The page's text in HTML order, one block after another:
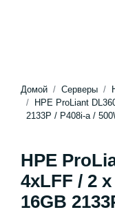
Домой Серверы
HPE ProLiant
2133P / P408i-a /
HPE
4xLFF / 2
16GB